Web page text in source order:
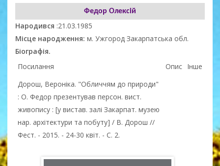
Федор Олексій
Народився :21.03.1985
Місце народження: м. Ужгород Закарпатська обл.
Біографія.
Посилання
Опис Інше
Дорош, Вероніка. "Обличчям до природи"
: О. Федор презентував персон. вист.
живопису : [у вистав. залі Закарпат. музею
нар. архітектури та побуту] / В. Дорош //
Фест. - 2015. - 24-30 квіт. - С. 2.